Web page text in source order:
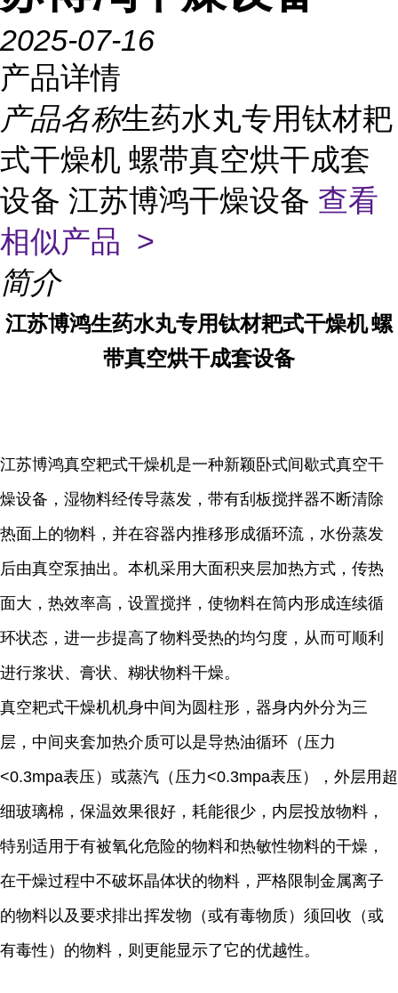
2025-07-16
产品详情
产品名称生药水丸专用钛材耙
式干燥机 螺带真空烘干成套
设备 江苏博鸿干燥设备 查看
相似产品 >
简介
江苏博鸿生药水丸专用钛材耙式干燥机螺
带真空烘干成套设备
江苏博鸿真空耙式干燥机是一种新颖卧式间歇式真空干
燥设备，湿物料经传导蒸发，带有刮板搅拌器不断清除
热面上的物料，并在容器内推移形成循环流，水份蒸发
后由真空泵抽出。本机采用大面积夹层加热方式，传热
面大，热效率高，设置搅拌，使物料在筒内形成连续循
环状态，进一步提高了物料受热的均匀度，从而可顺利
进行浆状、膏状、糊状物料干燥。
真空耙式干燥机机身中间为圆柱形，器身内外分为三
层，中间夹套加热介质可以是导热油循环（压力
<0.3mpa表压）或蒸汽（压力<0.3mpa表压），外层用超
细玻璃棉，保温效果很好，耗能很少，内层投放物料，
特别适用于有被氧化危险的物料和热敏性物料的干燥，
在干燥过程中不破坏晶体状的物料，严格限制金属离子
的物料以及要求排出挥发物（或有毒物质）须回收（或
有毒性）的物料，则更能显示了它的优越性。